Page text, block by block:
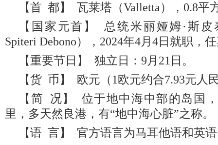
【首 都】 瓦莱塔（Valletta），0.8平
【国家元首】 总统米丽娅姆·斯皮
Spiteri Debono），2024年4月4日就职，
【重要节日】 独立日：9月21日。
【货 币】 欧元（1欧元约合7.93元人
【简 况】 位于地中海中部的岛国
里，多天然良港，有“地中海心脏”之称。
【语 言】 官方语言为马耳他语和英